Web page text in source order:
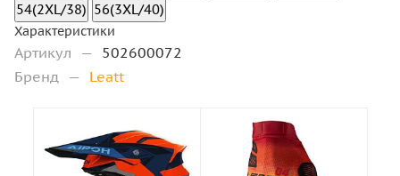
54(2XL/38) 56(3XL/40)
Характеристики
Артикул — 502600072
Бренд — Leatt